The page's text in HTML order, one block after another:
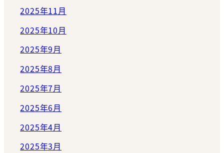
2025年11月
2025年10月
2025年9月
2025年8月
2025年7月
2025年6月
2025年4月
2025年3月